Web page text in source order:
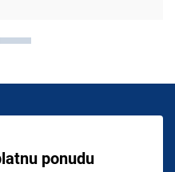
ponudu